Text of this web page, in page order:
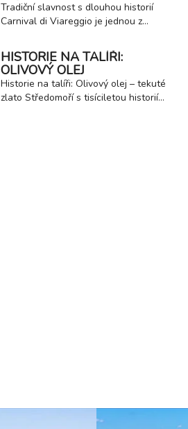
v popových písních nebo na náměstí
ztichlé pandemické Itálie. ...
Tradiční slavnost s dlouhou historií
Carnival di Viareggio je jednou z
Itálii i celé Evropě. Je to událost, která
přitahuje návštěvníky z celého světa
díky své výjimečné atmosféře,
gigantickým alegorickým vůzům a
nezapomenutelnému veselí. Tradiční
HISTORIE NA TALÍŘI:
OLIVOVÝ OLEJ
Historie na talíři: Olivový olej – tekuté
zlato Středomoří s tisíciletou historií